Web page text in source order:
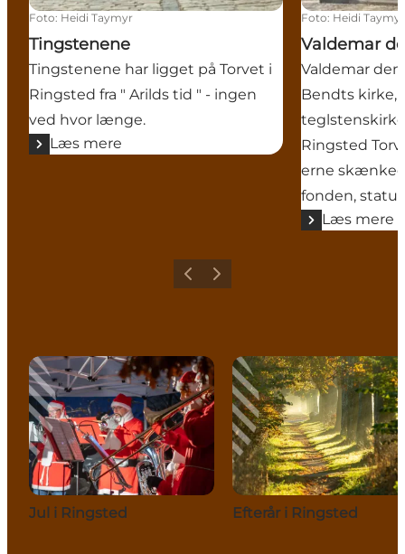
Foto: Heidi Taymyr
Tingstenene
Tingstenene har ligget på Torvet i
Ringsted fra " Arilds tid " - ingen
ved hvor længe.
Læs mere
Foto: Heidi Taymyr
Valdemar
Valdemar
Bendts kirke,
Ringsted
erne
fonden,
Læs mere
ForrigeNæste
Jul i Ringsted Efterår i Ringsted